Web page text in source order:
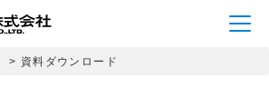
資料ダウンロード